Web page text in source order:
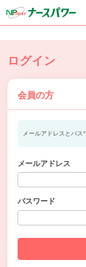
ログイン
会員の方
メールアドレスとパス
メールアドレス
パスワード